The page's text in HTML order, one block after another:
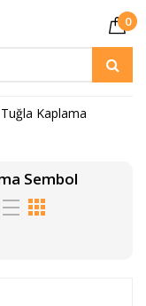
0
Kaplama
Sembol